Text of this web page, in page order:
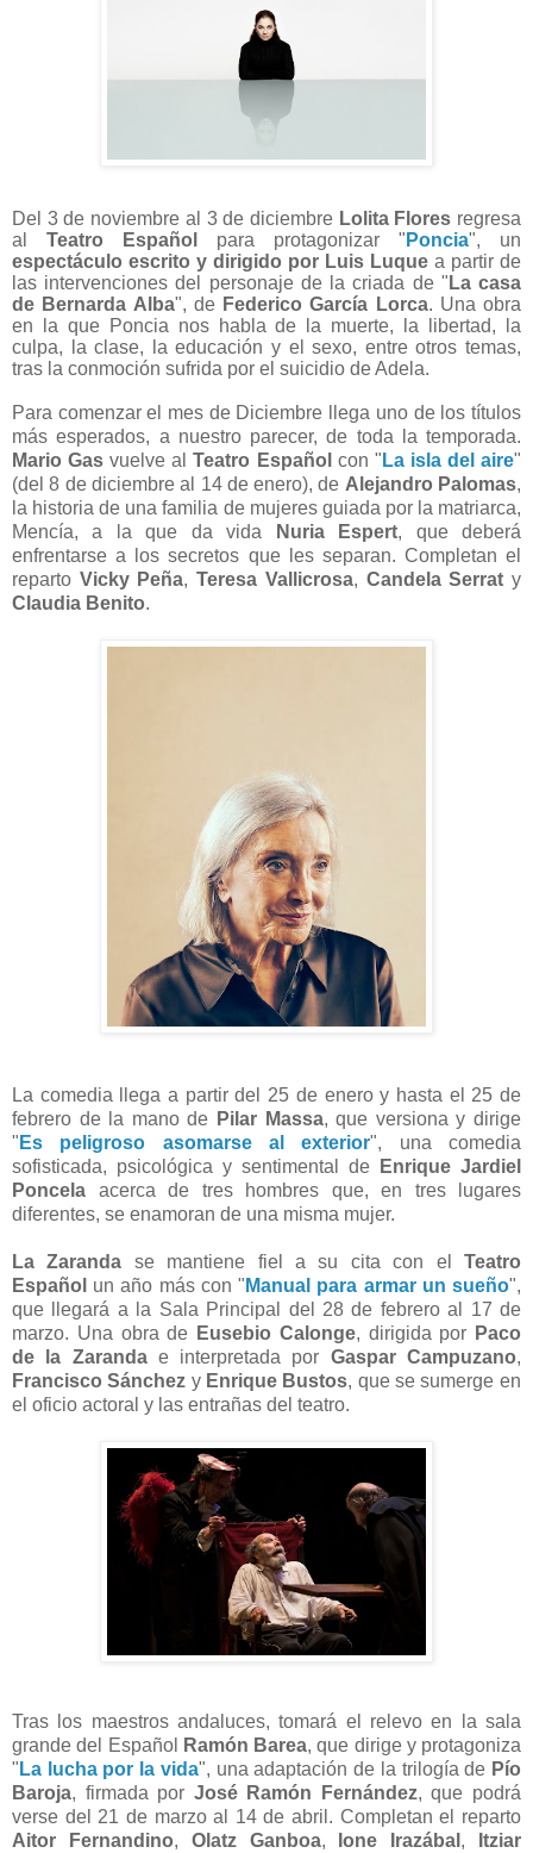
Del 3 de noviembre al 3 de diciembre Lolita Flores regresa
al Teatro Español para protagonizar " Poncia", un
espectáculo escrito y dirigido por Luis Luque a partir de
las intervenciones del personaje de la criada de " La casa
de Bernarda Alba", deFederico García Lorca. Una obra
en la que Poncia nos habla de la muerte, la libertad, la
culpa, la clase, la educación y el sexo, entre otros temas,
tras la conmoción sufrida por el suicidio de Adela.
Para comenzar el mes de Diciembre llega uno de los títulos
más esperados, a nuestro parecer, de toda la temporada.
Mario Gas vuelve alTeatro Español con " La isla del aire"
(del 8 de diciembre al 14 de enero), de Alejandro Palomas,
la historia de una familia de mujeres guiada por la matriarca,
Mencía, a la que da vida
Nuria Espert, que deberá
enfrentarse a los secretos que les separan. Completan el
reparto Vicky Peña, Teresa Vallicrosa, Candela Serraty
Claudia Benito.
La comedia llega a partir del 25 de enero y hasta el 25 de
febrero de la mano de Pilar Massa, que versiona y dirige
" Es peligroso asomarse al exterior", una comedia
sofisticada, psicológica y sentimental de
Enrique Jardiel
Poncela acerca de tres hombres que, en tres lugares
diferentes, se enamoran de una misma mujer.
La Zaranda se mantiene fiel a su cita con elTeatro
Español
un año más con " Manual para armar un sueño",
que llegará a la Sala Principal del 28 de febrero al 17 de
marzo. Una obra de Eusebio Calonge, dirigida por Paco
de la Zarandae interpretada por Gaspar Campuzano,
Francisco Sánchez yEnrique Bustos, que se sumerge en
el oficio actoral y las entrañas del teatro.
Tras los maestros andaluces, tomará el relevo en la sala
grande del Español
Ramón Barea, que dirige y protagoniza
" La lucha por la vida", una adaptación de la trilogía de Pío
Baroja, firmada por José Ramón Fernández, que podrá
verse del 21 de marzo al 14 de abril. Completan el reparto
Aitor Fernandino, Olatz Ganboa, Ione Irazábal , Itziar